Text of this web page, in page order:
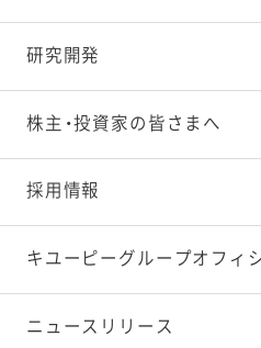
研究開発
株主・投資家の皆さまへ
採用情報
キユーピーグループオフィ
ニュースリリース